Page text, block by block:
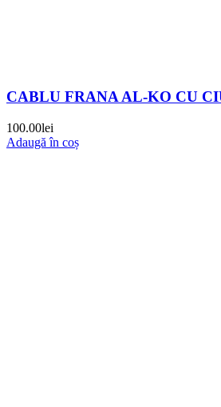
CABLU FRANA AL-KO CU
100.00lei
Adaugă în coș